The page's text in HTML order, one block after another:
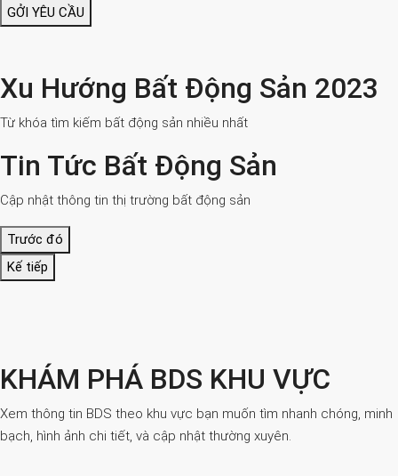
GỞI YÊU CẦU
Xu Hướng Bất Động Sản 2023
Từ khóa tìm kiếm bất động sản nhiều nhất
Tin Tức Bất Động Sản
Cập nhật thông tin thị trường bất động sản
Trước đó
Kế tiếp
KHÁM PHÁ BDS KHU VỰC
Xem thông tin BDS theo khu vực bạn muốn tìm nhanh chóng, minh
bạch, hình ảnh chi tiết, và cập nhật thường xuyên.